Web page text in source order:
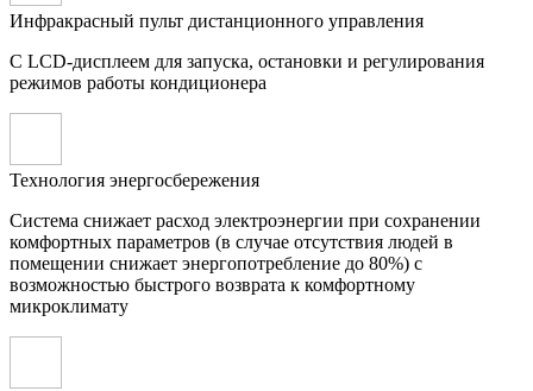
Инфракрасный пульт дистанционного управления
С LCD-дисплеем для запуска, остановки и регулирования
режимов работы кондиционера
Технология энергосбережения
Система снижает расход электроэнергии при сохранении
комфортных параметров (в случае отсутствия людей в
помещении снижает энергопотребление до 80%) с
возможностью быстрого возврата к комфортному
микроклимату